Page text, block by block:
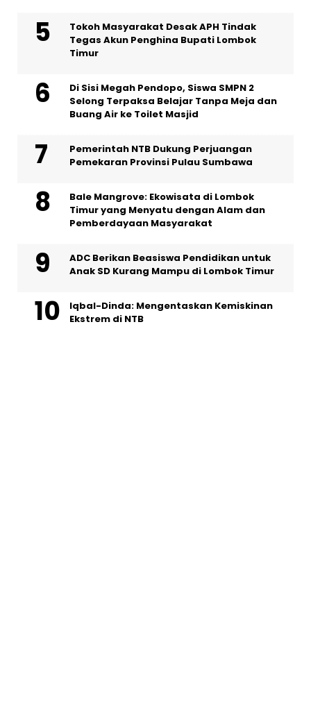
Tokoh Masyarakat Desak APH Tindak
Tegas Akun Penghina Bupati Lombok
Timur
Di Sisi Megah Pendopo, Siswa SMPN 2
Selong Terpaksa Belajar Tanpa Meja dan
Buang Air ke Toilet Masjid
Pemerintah NTB Dukung Perjuangan
Pemekaran Provinsi Pulau Sumbawa
Bale Mangrove: Ekowisata di Lombok
Timur yang Menyatu dengan Alam dan
Pemberdayaan Masyarakat
ADC Berikan Beasiswa Pendidikan untuk
Anak SD Kurang Mampu di Lombok Timur
Iqbal-Dinda: Mengentaskan Kemiskinan
Ekstrem di NTB